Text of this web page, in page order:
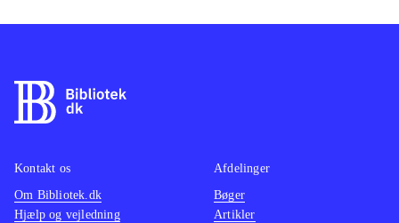
Kontakt os
Om Bibliotek.dk
Hjælp og vejledning
Afdelinger
Bøger
Artikler